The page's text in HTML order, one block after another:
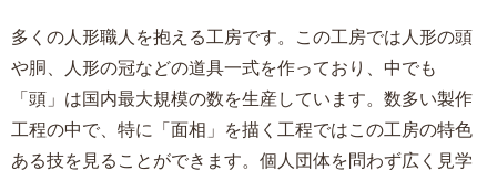
多くの人形職人を抱える工房です。この工房では人形の頭
や胴、人形の冠などの道具一式を作っており、中でも
「頭」は国内最大規模の数を生産しています。数多い製作
工程の中で、特に「面相」を描く工程ではこの工房の特色
ある技を見ることができます。個人団体を問わず広く見学